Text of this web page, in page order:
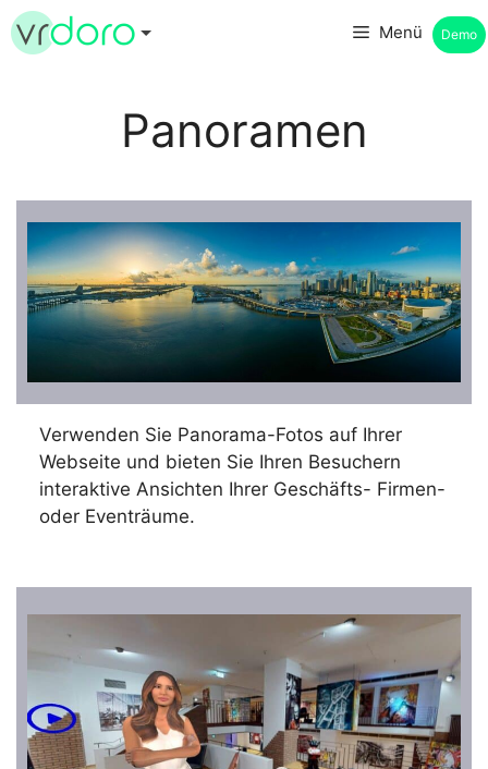
Demo
Zum
Inhalt
Menü
Panoramen
Verwenden Sie Panorama-Fotos auf Ihrer
Webseite und bieten Sie Ihren Besuchern
interaktive Ansichten Ihrer Geschäfts- Firmen-
oder Eventräume.